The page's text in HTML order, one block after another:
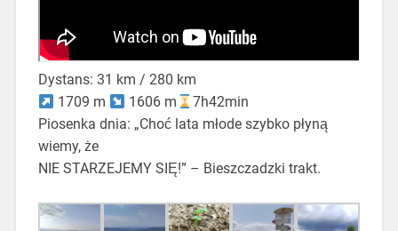
Dystans: 31 km / 280 km
1709 m
1606 m
7h42min
Piosenka dnia: „Choć lata młode szybko płyną
wiemy, że
NIE STARZEJEMY SIĘ!” – Bieszczadzki trakt.